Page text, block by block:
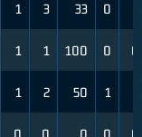
1 3 33 0
1 1 100 0 0
1 2 50 1